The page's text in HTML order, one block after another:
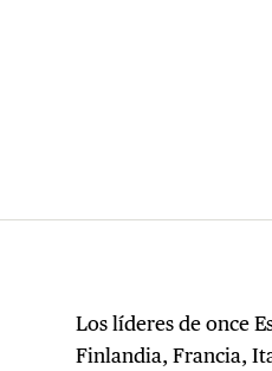
Los líderes de once
Finlandia, Francia,